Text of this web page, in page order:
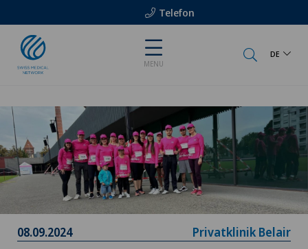
Telefon
MENU
DE
08.09.2024 Privatklinik Belair